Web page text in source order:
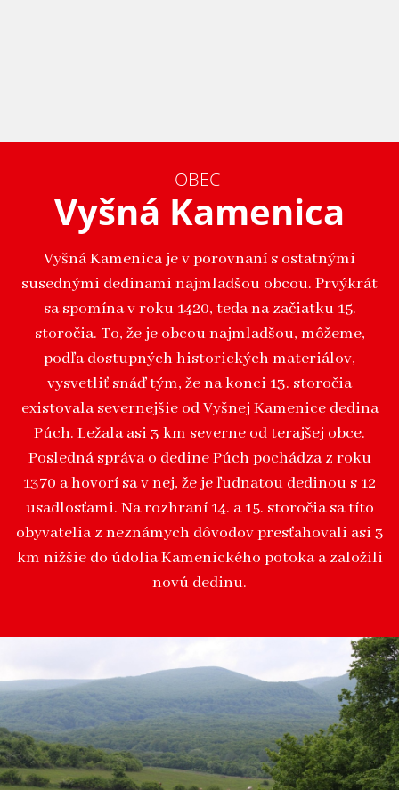
OBEC
Vyšná Kamenica
Vyšná Kamenica je v porovnaní s ostatnými
susednými dedinami najmladšou obcou. Prvýkrát
sa spomína v roku 1420, teda na začiatku 15.
storočia. To, že je obcou najmladšou, môžeme,
podľa dostupných historických materiálov,
vysvetliť snáď tým, že na konci 13. storočia
existovala severnejšie od Vyšnej Kamenice dedina
Púch. Ležala asi 3 km severne od terajšej obce.
Posledná správa o dedine Púch pochádza z roku
1370 a hovorí sa v nej, že je ľudnatou dedinou s 12
usadlosťami. Na rozhraní 14. a 15. storočia sa títo
obyvatelia z neznámych dôvodov presťahovali asi 3
km nižšie do údolia Kamenického potoka a založili
novú dedinu.